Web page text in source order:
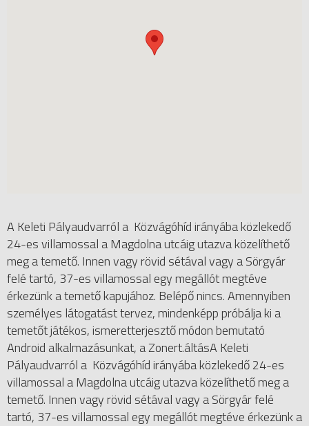
A Keleti Pályaudvarról a Közvágóhíd irányába közlekedő
24-es villamossal a Magdolna utcáig utazva közelíthető
meg a temető. Innen vagy rövid sétával vagy a Sörgyár
felé tartó, 37-es villamossal egy megállót megtéve
érkezünk a temető kapujához. Belépő nincs. Amennyiben
személyes látogatást tervez, mindenképp próbálja ki a
temetőt játékos, ismeretterjesztő módon bemutató
Android alkalmazásunkat, a Zonert.áltásA Keleti
Pályaudvarról a Közvágóhíd irányába közlekedő 24-es
villamossal a Magdolna utcáig utazva közelíthető meg a
temető. Innen vagy rövid sétával vagy a Sörgyár felé
tartó, 37-es villamossal egy megállót megtéve érkezünk a